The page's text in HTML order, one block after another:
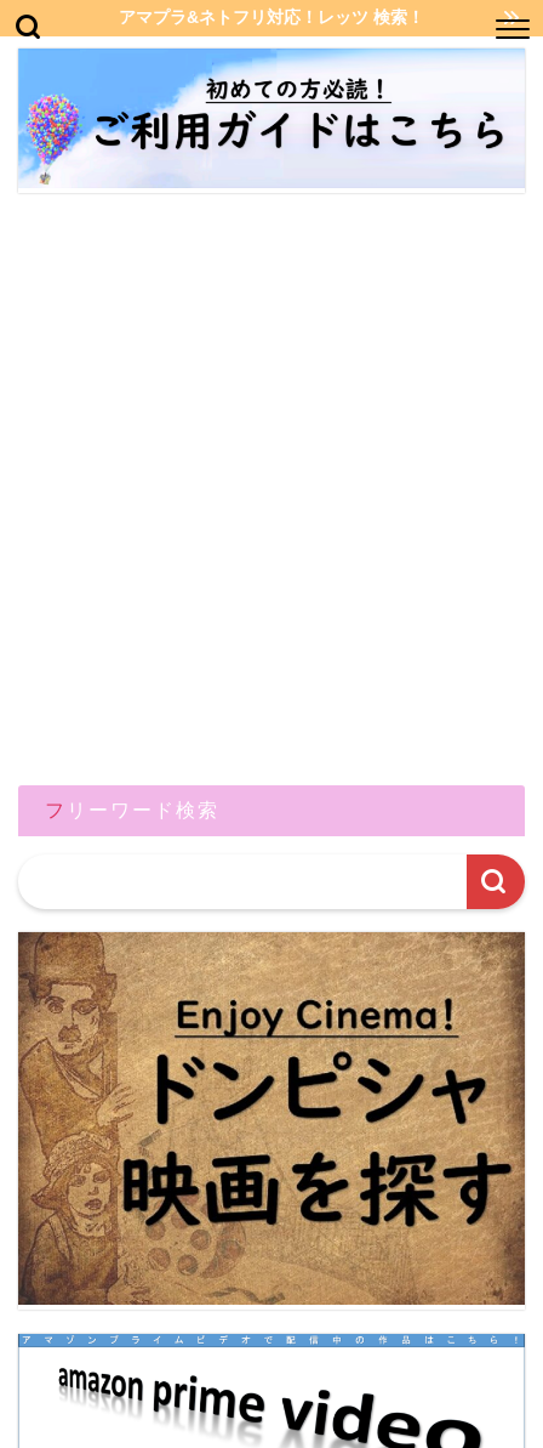
アマプラ&ネトフリ対応！レッツ 検索！
フリーワード検索